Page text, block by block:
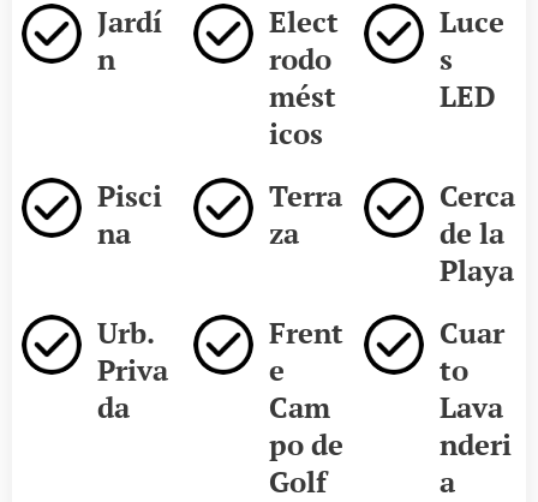
Jardí
n
Elect
rodo
mést
icos
Luce
s
LED
Pisci
na
Terra
za
Cerca
de la
Playa
Urb.
Priva
da
Frent
e
Cam
po de
Golf
Cuar
to
Lava
nderi
a